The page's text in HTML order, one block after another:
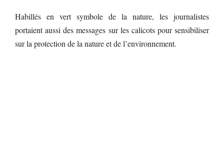
Habillés en vert symbole de la nature, les journalistes
portaient aussi des messages sur les calicots pour sensibiliser
sur la protection de la nature et de l’environnement.